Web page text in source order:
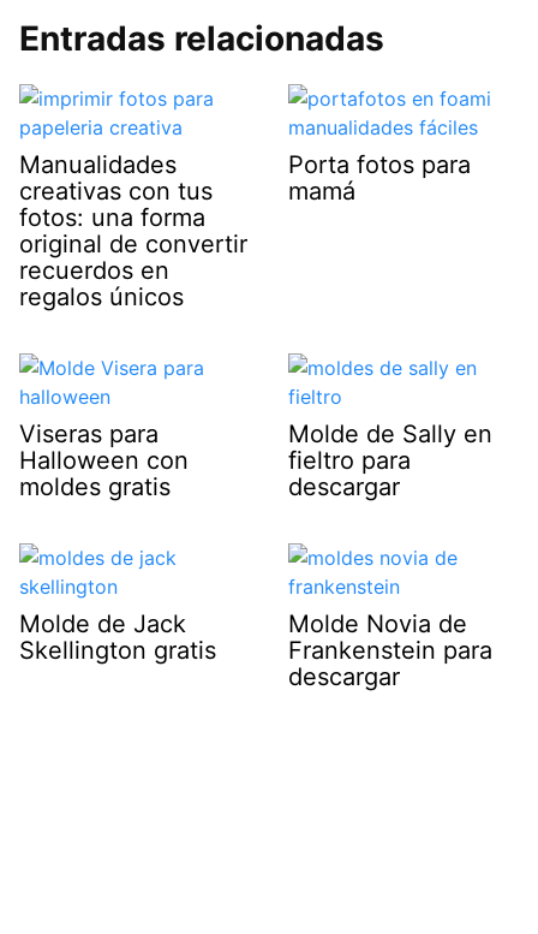
Entradas relacionadas
Manualidades
creativas con tus
fotos: una forma
original de convertir
recuerdos en
regalos únicos
Porta fotos para
mamá
Viseras para
Halloween con
moldes gratis
Molde de Sally en
fieltro para
descargar
Molde de Jack
Skellington gratis
Molde Novia de
Frankenstein para
descargar